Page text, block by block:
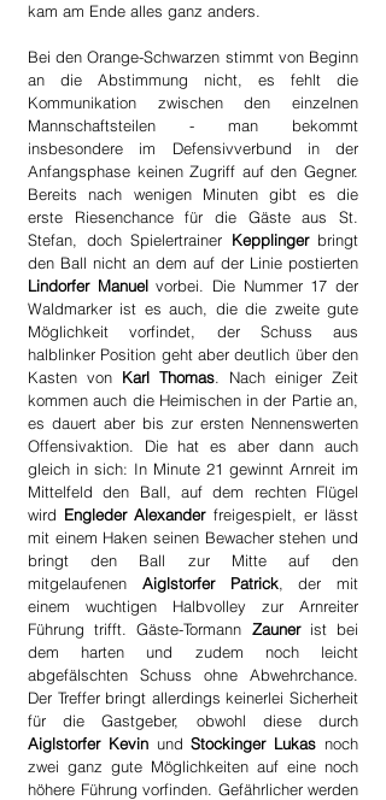
kam am Ende alles ganz anders.
Bei den Orange-Schwarzen stimmt von Beginn
an die Abstimmung nicht, es fehlt die
Kommunikation zwischen den einzelnen
Mannschaftsteilen - man bekommt
insbesondere im Defensivverbund in der
Anfangsphase keinen Zugriff auf den Gegner.
Bereits nach wenigen Minuten gibt es die
erste Riesenchance für die Gäste aus St.
Stefan, doch Spielertrainer Kepplinger bringt
Lindorfer Manuel vorbei. Die Nummer 17 der
Waldmarker ist es auch, die die zweite gute
Möglichkeit vorfindet, der Schuss aus
halblinker Position geht aber deutlich über den
Kasten von Karl Thomas. Nach einiger Zeit
kommen auch die Heimischen in der Partie an,
es dauert aber bis zur ersten Nennenswerten
Offensivaktion. Die hat es aber dann auch
gleich in sich: In Minute 21 gewinnt Arnreit im
Mittelfeld den Ball, auf dem rechten Flügel
wird Engleder Alexander freigespielt, er lässt
mit einem Haken seinen Bewacher stehen und
bringt den Ball zur Mitte auf den
mitgelaufenen Aiglstorfer Patrick, der mit
einem wuchtigen Halbvolley zur Arnreiter
Führung trifft. Gäste-Tormann Zauner ist bei
dem harten und zudem noch leicht
abgefälschten Schuss ohne Abwehrchance.
Der Treffer bringt allerdings keinerlei Sicherheit
Aiglstorfer Kevin und Stockinger Lukas noch
zwei ganz gute Möglichkeiten auf eine noch
höhere Führung vorfinden. Gefährlicher werden